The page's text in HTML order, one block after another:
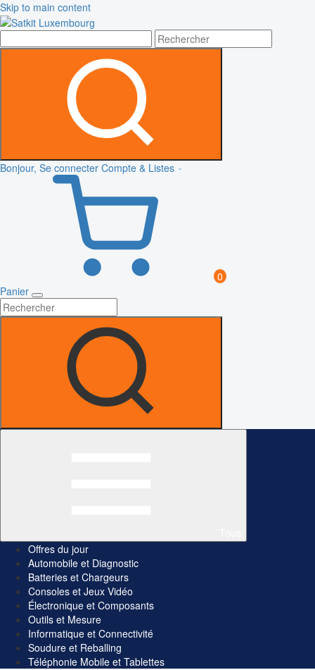
Skip to main content
Bonjour, Se connecter Compte & Listes
0
Panier
Offres du jour
Automobile et Diagnostic
Batteries et Chargeurs
Consoles et Jeux Vidéo
Électronique et Composants
Outils et Mesure
Informatique et Connectivité
Soudure et Reballing
Téléphonie Mobile et Tablettes